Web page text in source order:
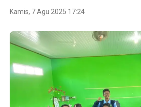
Kamis, 7 Agu 2025 17:24